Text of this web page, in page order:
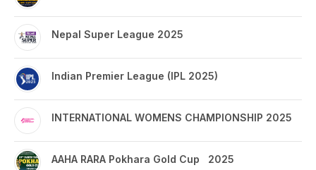
Nepal Super League 2025
Indian Premier League (IPL 2025)
INTERNATIONAL WOMENS CHAMPIONSHIP 2025
AAHA RARA Pokhara Gold Cup 2025